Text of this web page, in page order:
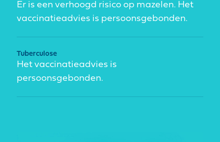
Er is een verhoogd risico op mazelen. Het
vaccinatieadvies is persoonsgebonden.
Tuberculose
Het vaccinatieadvies is
persoonsgebonden.